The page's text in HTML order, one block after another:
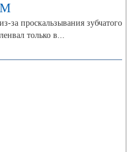
за проскальзывания зубчатого
только в...